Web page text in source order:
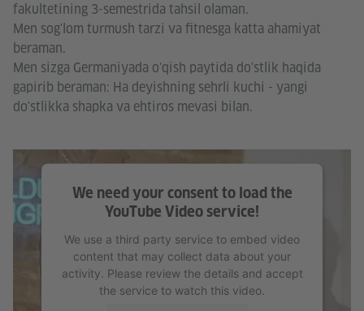
fakultetining 3-semestrida tahsil olaman.
Men sog'lom turmush tarzi va fitnesga katta ahamiyat
beraman.
Men sizga Germaniyada o'qish paytida do'stlik haqida
gapirib beraman: Ha deyishning sehrli kuchi - yangi
do'stlikka shapka va ehtiros mevasi bilan.
We need your consent to load the
YouTube Video service!
We use a third party service to embed video
content that may collect data about your
activity. Please review the details and accept
the service to watch this video.